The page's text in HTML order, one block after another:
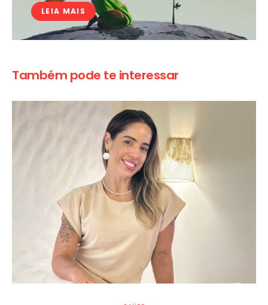
LEIA MAIS
Também pode te interessar